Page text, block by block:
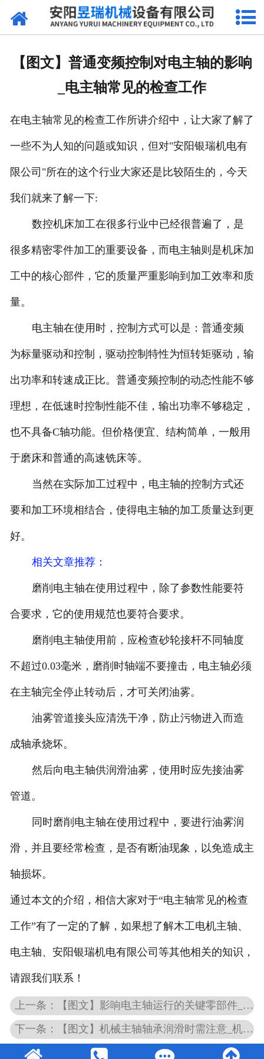
网站首页
联系我们
【图文】普通变频控制对电主轴的影响
_电主轴常见的检查工作
在电主轴常见的检查工作所讲介绍中，让大家了解了
一些不为人知的问题或知识，但对"安阳银瑞机电有
限公司"所在的这个行业大家还是比较陌生的，今天
我们就来了解一下:
数控机床加工在很多行业中已经很普遍了，是
很多精密零件加工的重要设备，而电主轴则是机床加
工中的核心部件，它的质量严重影响到加工效率和质
量。
电主轴在使用时，控制方式可以是：普通变频
为标量驱动和控制，驱动控制特性为恒转矩驱动，输
出功率和转速成正比。普通变频控制的动态性能不够
理想，在低速时控制性能不佳，输出功率不够稳定，
也不具备C轴功能。但价格便宜、结构简单，一般用
于磨床和普通的高速铣床等。
当然在实际加工过程中，电主轴的控制方式还
要和加工环境相结合，使得电主轴的加工质量达到更
好。
相关文章推荐：
磨削电主轴在使用过程中，除了参数性能要符
合要求，它的使用规范也要符合要求。
磨削电主轴使用前，应检查砂轮接杆不同轴度
不超过0.03毫米，磨削时轴端不要撞击，电主轴必须
在主轴完全停止转动后，才可关闭油雾。
油雾管道接头应清洗干净，防止污物进入而造
成轴承烧坏。
然后向电主轴供润滑油雾，使用时应先接油雾
管道。
同时磨削电主轴在使用过程中，要进行油雾润
滑，并且要经常检查，是否有断油现象，以免造成主
轴损坏。
通过本文的介绍，相信大家对于“电主轴常见的检查
工作”有了一定的了解，如果想了解木工电机主轴、
电主轴、安阳银瑞机电有限公司等其他相关的知识，
请跟我们联系！
上一条：【图文】影响电主轴运行的关键零部件_控制方式影响到电主轴的品质
下一条：【图文】机械主轴轴承润滑时需注意_机械主轴转速和过盈量的关系